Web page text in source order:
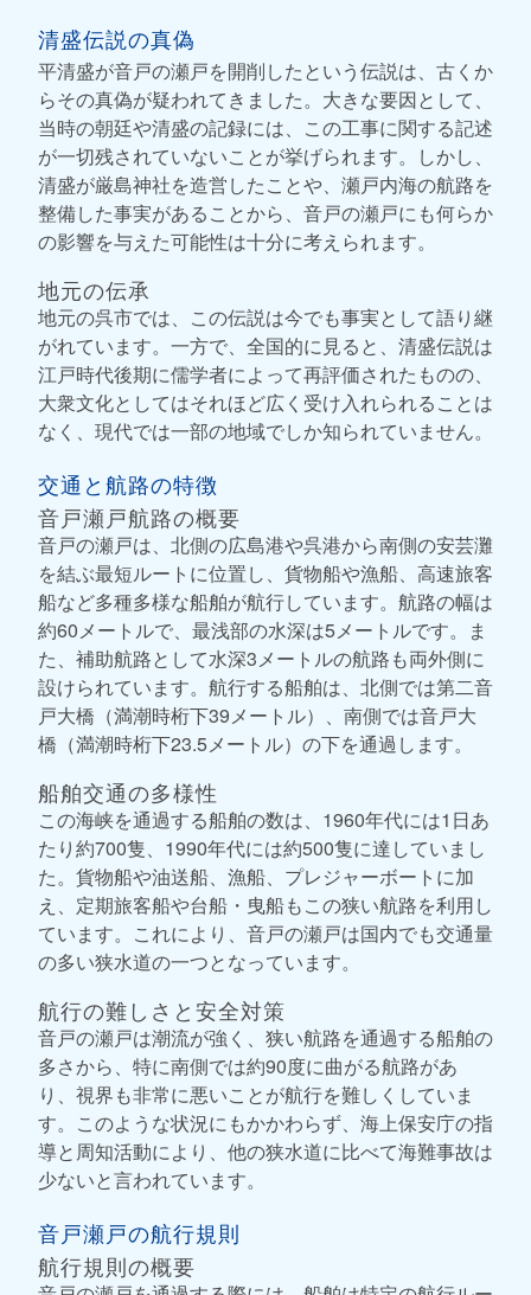
清盛伝説の真偽
平清盛が音戸の瀬戸を開削したという伝説は、古くか
らその真偽が疑われてきました。大きな要因として、
当時の朝廷や清盛の記録には、この工事に関する記述
が一切残されていないことが挙げられます。しかし、
清盛が厳島神社を造営したことや、瀬戸内海の航路を
整備した事実があることから、音戸の瀬戸にも何らか
の影響を与えた可能性は十分に考えられます。
地元の伝承
地元の呉市では、この伝説は今でも事実として語り継
がれています。一方で、全国的に見ると、清盛伝説は
江戸時代後期に儒学者によって再評価されたものの、
大衆文化としてはそれほど広く受け入れられることは
なく、現代では一部の地域でしか知られていません。
交通と航路の特徴
音戸瀬戸航路の概要
音戸の瀬戸は、北側の広島港や呉港から南側の安芸灘
を結ぶ最短ルートに位置し、貨物船や漁船、高速旅客
船など多種多様な船舶が航行しています。航路の幅は
約60メートルで、最浅部の水深は5メートルです。ま
た、補助航路として水深3メートルの航路も両外側に
設けられています。航行する船舶は、北側では第二音
戸大橋（満潮時桁下39メートル）、南側では音戸大
橋（満潮時桁下23.5メートル）の下を通過します。
船舶交通の多様性
この海峡を通過する船舶の数は、1960年代には1日あ
たり約700隻、1990年代には約500隻に達していまし
た。貨物船や油送船、漁船、プレジャーボートに加
え、定期旅客船や台船・曳船もこの狭い航路を利用し
ています。これにより、音戸の瀬戸は国内でも交通量
の多い狭水道の一つとなっています。
航行の難しさと安全対策
音戸の瀬戸は潮流が強く、狭い航路を通過する船舶の
多さから、特に南側では約90度に曲がる航路があ
り、視界も非常に悪いことが航行を難しくしていま
す。このような状況にもかかわらず、海上保安庁の指
導と周知活動により、他の狭水道に比べて海難事故は
少ないと言われています。
音戸瀬戸の航行規則
航行規則の概要